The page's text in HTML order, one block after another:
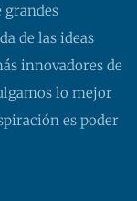
grandes
de las ideas
innovadores de
lo mejor
es poder